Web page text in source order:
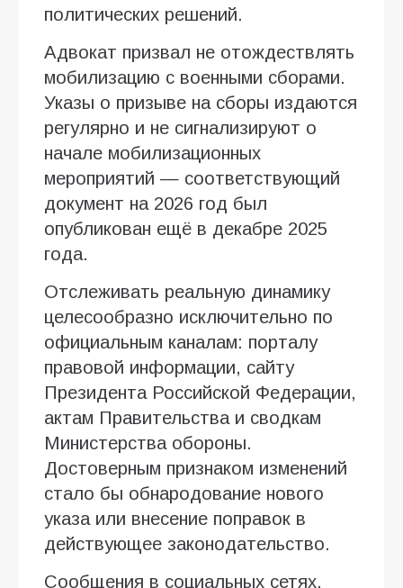
политических решений.
Адвокат призвал не отождествлять
мобилизацию с военными сборами.
Указы о призыве на сборы издаются
регулярно и не сигнализируют о
начале мобилизационных
мероприятий — соответствующий
документ на 2026 год был
опубликован ещё в декабре 2025
года.
Отслеживать реальную динамику
целесообразно исключительно по
официальным каналам: порталу
правовой информации, сайту
Президента Российской Федерации,
актам Правительства и сводкам
Министерства обороны.
Достоверным признаком изменений
стало бы обнародование нового
указа или внесение поправок в
действующее законодательство.
Сообщения в социальных сетях,